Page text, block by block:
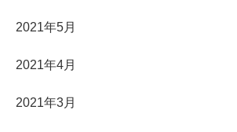
2021年5月
2021年4月
2021年3月